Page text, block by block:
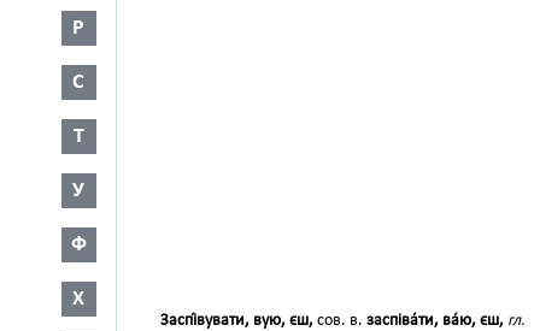
Р
С
Т
У
Ф
Х
Заспі́вувати, вую, єш, сов. в. заспіва́ти, ва́ю, єш, гл.